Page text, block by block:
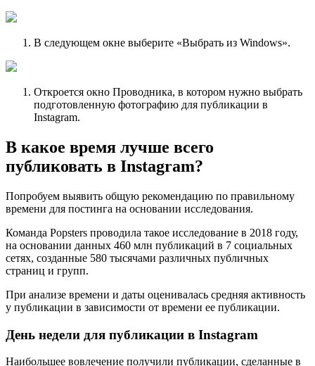
В следующем окне выберите «Выбрать из Windows».
Откроется окно Проводника, в котором нужно выбрать
подготовленную фотографию для публикации в
Instagram.
В какое время лучше всего
публиковать в Instagram?
Попробуем выявить общую рекомендацию по правильному
времени для постинга на основании исследования.
Команда Popsters проводила такое исследование в 2018 году,
на основании данных 460 млн публикаций в 7 социальных
сетях, созданные 580 тысячами различных публичных
страниц и групп.
При анализе времени и даты оценивалась средняя активность
у публикации в зависимости от времени ее публикации.
День недели для публикации в Instagram
Наибольшее вовлечение получили публикации, сделанные в